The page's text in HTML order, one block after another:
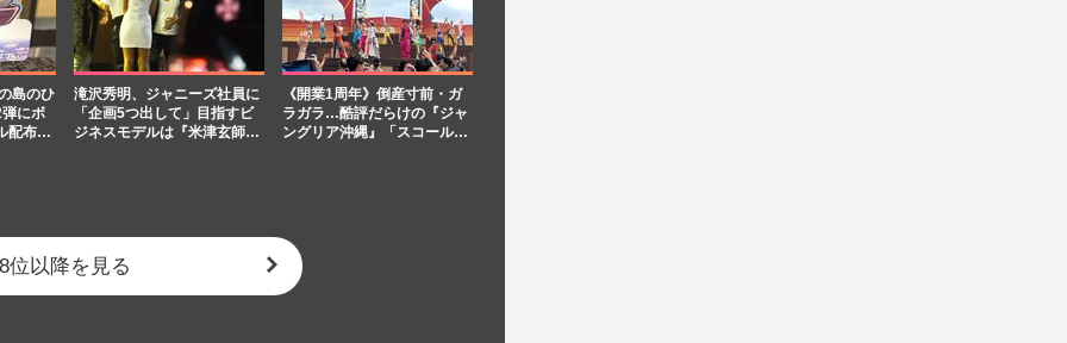
島のひ
にボ
配布…
滝沢秀明、ジャニーズ社員に
「企画5つ出して」目指すビ
ジネスモデルは『米津玄師…
《開業1周年》倒産寸前・ガ
ラガラ…酷評だらけの『ジャ
ングリア沖縄』「スコール…
位以降を見る